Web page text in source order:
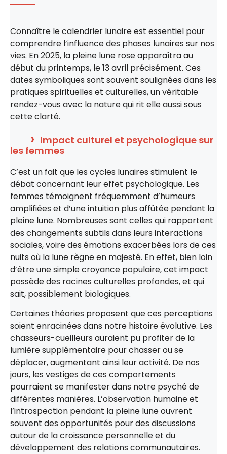
Connaître le calendrier lunaire est essentiel pour
comprendre l’influence des phases lunaires sur nos
vies. En 2025, la pleine lune rose apparaîtra au
début du printemps, le 13 avril précisément. Ces
dates symboliques sont souvent soulignées dans les
pratiques spirituelles et culturelles, un véritable
rendez-vous avec la nature qui rit elle aussi sous
cette clarté.
Impact culturel et psychologique sur
les femmes
C’est un fait que les cycles lunaires stimulent le
débat concernant leur effet psychologique. Les
femmes témoignent fréquemment d’humeurs
amplifiées et d’une intuition plus affûtée pendant la
pleine lune. Nombreuses sont celles qui rapportent
des changements subtils dans leurs interactions
sociales, voire des émotions exacerbées lors de ces
nuits où la lune règne en majesté. En effet, bien loin
d’être une simple croyance populaire, cet impact
possède des racines culturelles profondes, et qui
sait, possiblement biologiques.
Certaines théories proposent que ces perceptions
soient enracinées dans notre histoire évolutive. Les
chasseurs-cueilleurs auraient pu profiter de la
lumière supplémentaire pour chasser ou se
déplacer, augmentant ainsi leur activité. De nos
jours, les vestiges de ces comportements
pourraient se manifester dans notre psyché de
différentes manières. L’observation humaine et
l’introspection pendant la pleine lune ouvrent
souvent des opportunités pour des discussions
autour de la croissance personnelle et du
développement des relations communautaires.